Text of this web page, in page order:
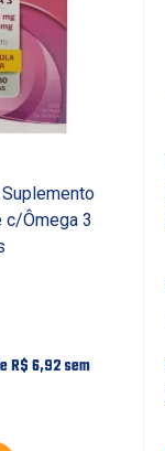
c/Ômega 3
R$6,92sem